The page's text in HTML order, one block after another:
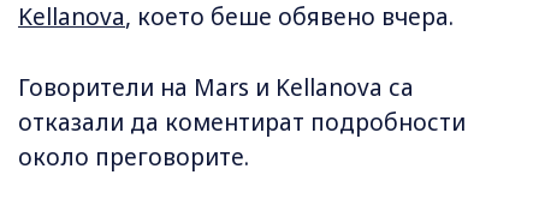
Kellanova, което беше обявено вчера.
Говорители на Mars и Kellanova са
отказали да коментират подробности
около преговорите.